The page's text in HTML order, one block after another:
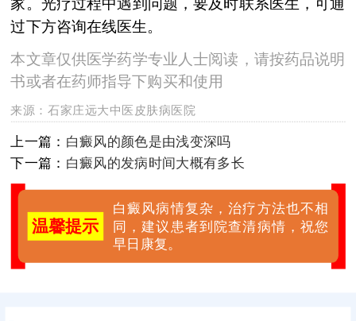
家。光疗过程中遇到问题，要及时联系医生，可通
过下方咨询在线医生。
本文章仅供医学药学专业人士阅读，请按药品说明
书或者在药师指导下购买和使用
来源：石家庄远大中医皮肤病医院
上一篇： 白癜风的颜色是由浅变深吗
下一篇： 白癜风的发病时间大概有多长
温馨提示
白癜风病情复杂，治疗方法也不相
同，建议患者到院查清病情，祝您
早日康复。